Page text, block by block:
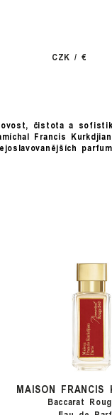
CZK / €
čistota a
Francis
MAISON FRANCIS
Baccarat